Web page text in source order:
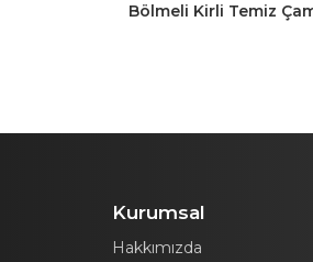
Bölmeli Kirli Temiz
Kurumsal
Hakkımızda